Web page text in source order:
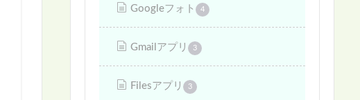
Googleフォト 4
Gmailアプリ 3
Filesアプリ 3